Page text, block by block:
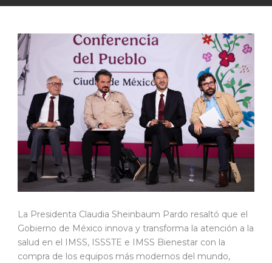
La Presidenta Claudia Sheinbaum Pardo resaltó que el
Gobierno de México innova y transforma la atención a la
salud en el IMSS, ISSSTE e IMSS Bienestar con la
compra de los equipos más modernos del mundo,